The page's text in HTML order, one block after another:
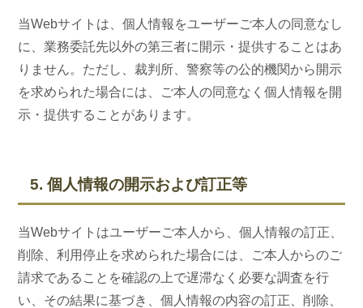
当Webサイトは、個人情報をユーザーご本人の同意なし
に、業務委託先以外の第三者に開示・提供することはあ
りません。ただし、裁判所、警察等の公的機関から開示
を求められた場合には、ご本人の同意なく個人情報を開
示・提供することがあります。
5. 個人情報の開示および訂正等
当Webサイトはユーザーご本人から、個人情報の訂正、
削除、利用停止を求められた場合には、ご本人からのご
請求であることを確認の上で遅滞なく必要な調査を行
い、その結果に基づき、個人情報の内容の訂正、削除、